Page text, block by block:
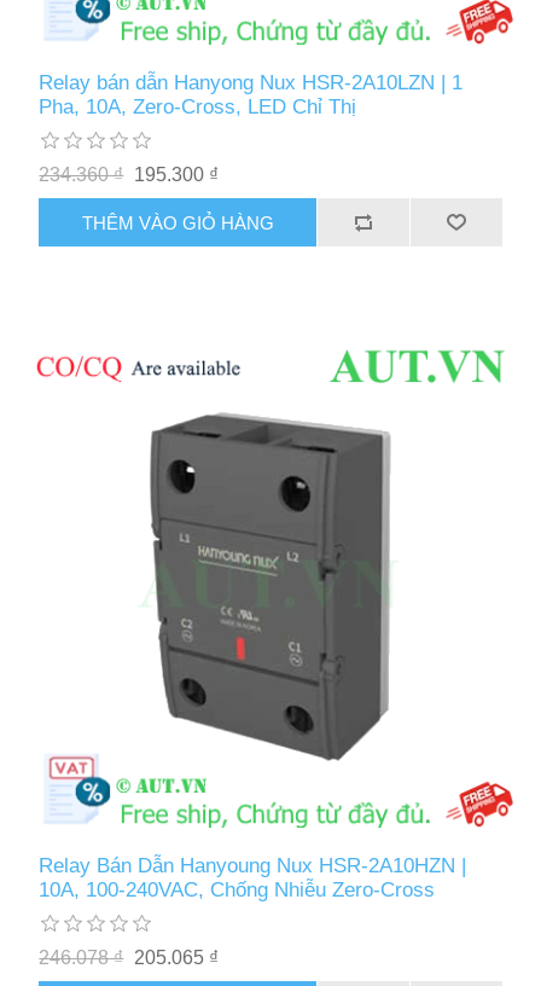
Relay bán dẫn Hanyong Nux HSR-2A10LZN | 1
Pha, 10A, Zero-Cross, LED Chỉ Thị
234.360 ₫ 195.300 ₫
THÊM VÀO GIỎ HÀNG
Relay Bán Dẫn Hanyoung Nux HSR-2A10HZN |
10A, 100-240VAC, Chống Nhiễu Zero-Cross
246.078 ₫ 205.065 ₫